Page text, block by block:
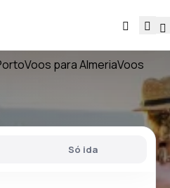
Voos para AlmeriaVoos
Só ida